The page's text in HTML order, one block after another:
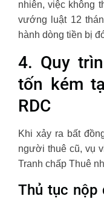
nhiên, việc không
vướng luật 12
hành dòng tiền bị
4. Quy
tốn kém
RDC
Khi xảy ra bất
người thuê cũ, vụ
Tranh chấp Thuê
Thủ tục nộp